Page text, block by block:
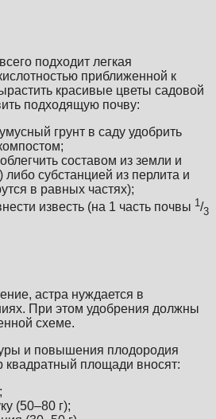
подходит легкая
приближенной к
красивые цветы садовой
подходящую почву:
грунт в саду удобрить
составом из земли и
либо субстанцией из перлита и
в равных частях);
известь (на 1 часть почвы 1/3
астра нуждается в
При этом удобрения должны
схеме.
и повышения плодородия
квадратный площади вносят:
(50–80 г);